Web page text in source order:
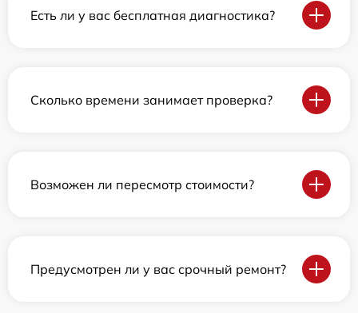
Есть ли у вас бесплатная диагностика?
Сколько времени занимает проверка?
Возможен ли пересмотр стоимости?
Предусмотрен ли у вас срочный ремонт?